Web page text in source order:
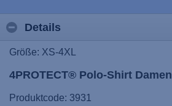
Details
Größe: XS-4XL
4PROTECT® Polo-Shirt Damen
Produktcode: 3931